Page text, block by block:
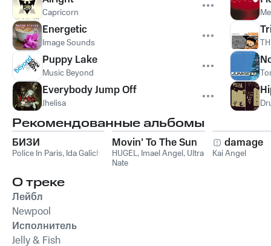
Capricorn
Energetic
Image Sounds
Puppy Lake
Music Beyond
Everybody Jump Off
Jhelisa
Рекомендованные альбомы
БИЗИ
Police In Paris, Ida Galich
Movin' To The Sun
HUGEL, Imael Angel, Ultra
Nate
damage
Kai Angel
О треке
Лейбл
Newpool
Исполнитель
Jelly & Fish